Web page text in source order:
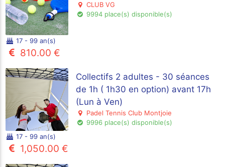
CLUB VG
9994 place(s) disponible(s)
17 - 99 an(s)
810.00 €
Collectifs 2 adultes - 30 séances
de 1h ( 1h30 en option) avant 17h
(Lun à Ven)
Padel Tennis Club Montjoie
9996 place(s) disponible(s)
17 - 99 an(s)
1,050.00 €